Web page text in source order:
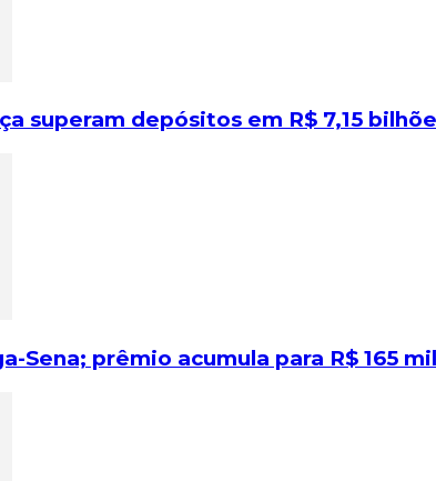
superam depósitos em R$ 7,15
Sena; prêmio acumula para R$ 165